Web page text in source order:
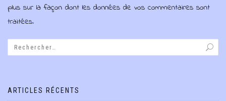
plus sur la façon dont les données de vos commentaires sont
traitées.
ARTICLES RÉCENTS